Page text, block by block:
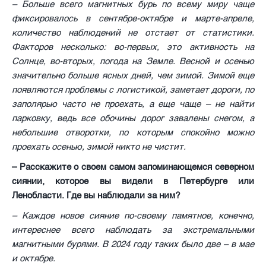
– Больше всего магнитных бурь по всему миру чаще
фиксировалось в сентябре-октябре и марте-апреле,
количество наблюдений не отстает от статистики.
Факторов несколько: во-первых, это активность на
Солнце, во-вторых, погода на Земле. Весной и осенью
значительно больше ясных дней, чем зимой. Зимой еще
появляются проблемы с логистикой, заметает дороги, по
заполярью часто не проехать, а еще чаще – не найти
парковку, ведь все обочины дорог завалены снегом, а
небольшие отворотки, по которым спокойно можно
проехать осенью, зимой никто не чистит.
– Расскажите о своем самом запоминающемся северном
сиянии, которое вы видели в Петербурге или
Ленобласти. Где вы наблюдали за ним?
– Каждое новое сияние по-своему памятное, конечно,
интереснее всего наблюдать за экстремальными
магнитными бурями. В 2024 году таких было две – в мае
и октябре.